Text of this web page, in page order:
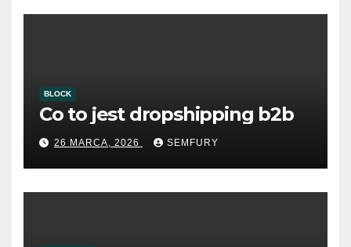
BLOCK
Co to jest dropshipping b2b
26 MARCA, 2026 SEMFURY